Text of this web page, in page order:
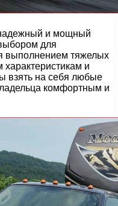
и мощный
для
выполнением тяжелых
и
взять на себя любые
комфортным и